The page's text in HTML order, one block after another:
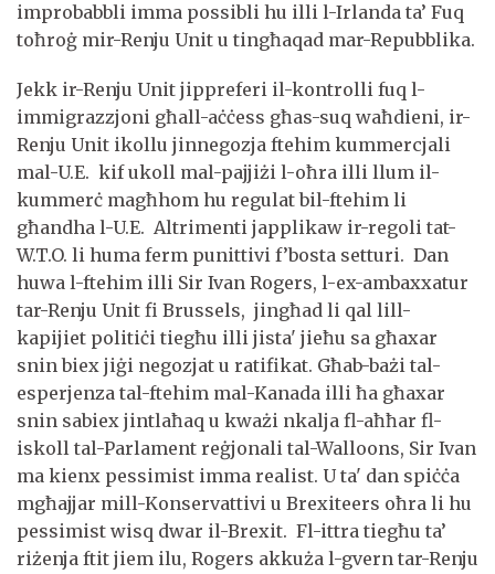
improbabbli imma possibli hu illi l-Irlanda ta’ Fuq
toħroġ mir-Renju Unit u tingħaqad mar-Repubblika.
Jekk ir-Renju Unit jippreferi il-kontrolli fuq l-
immigrazzjoni għall-aċċess għas-suq waħdieni, ir-
Renju Unit ikollu jinnegozja ftehim kummercjali
mal-U.E. kif ukoll mal-pajjiżi l-oħra illi llum il-
kummerċ magħhom hu regulat bil-ftehim li
għandha l-U.E. Altrimenti japplikaw ir-regoli tat-
W.T.O. li huma ferm punittivi f’bosta setturi. Dan
huwa l-ftehim illi Sir Ivan Rogers, l-ex-ambaxxatur
tar-Renju Unit fi Brussels, jingħad li qal lill-
kapijiet politiċi tiegħu illi jista' jieħu sa għaxar
snin biex jiġi negozjat u ratifikat. Għab-bażi tal-
esperjenza tal-ftehim mal-Kanada illi ħa għaxar
snin sabiex jintlaħaq u kważi nkalja fl-aħħar fl-
iskoll tal-Parlament reġjonali tal-Walloons, Sir Ivan
ma kienx pessimist imma realist. U ta' dan spiċċa
mgħajjar mill-Konservattivi u Brexiteers oħra li hu
pessimist wisq dwar il-Brexit. Fl-ittra tiegħu ta’
riżenja ftit jiem ilu, Rogers akkuża l-gvern tar-Renju